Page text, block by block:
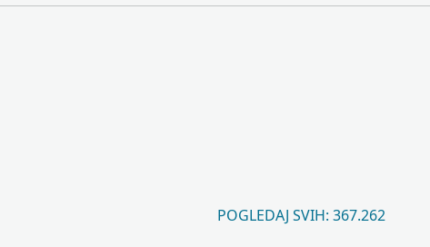
POGLEDAJ SVIH: 367.262